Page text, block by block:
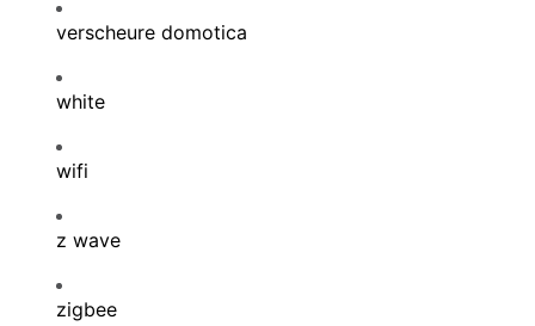
verscheure domotica
white
wifi
z wave
zigbee